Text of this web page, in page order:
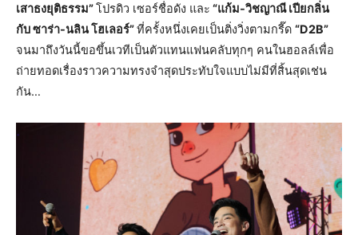
เสาธงยุติธรรม”โปรดิว เซอร์ชื่อดัง และ “แก้ม-วิชญาณี เปียกลิ่น
กับ ซาร่า-นลิน โฮเลอร์”ที่ครั้งหนึ่งเคยเป็นติ่งวิ่งตามกรี๊ด “D2B”
จนมาถึงวันนี้ขอขึ้นเวทีเป็นตัวแทนแฟนคลับทุกๆ คนในฮอลล์เพื่อ
ถ่ายทอดเรื่องราวความทรงจำสุดประทับใจแบบไม่มีที่สิ้นสุดเช่น
กัน…